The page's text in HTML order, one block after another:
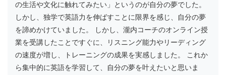
の生活や文化に触れてみたい」というのが自分の夢でした。
しかし、独学で英語力を伸ばすことに限界を感じ、自分の夢
を諦めかけていました。 しかし、瀧内コーチのオンライン授
業を受講したことですぐに、リスニング能力やリーディング
の速度が増し、トレーニングの成果を実感しました。 これか
ら集中的に英語を学習して、自分の夢を叶えたいと思いま